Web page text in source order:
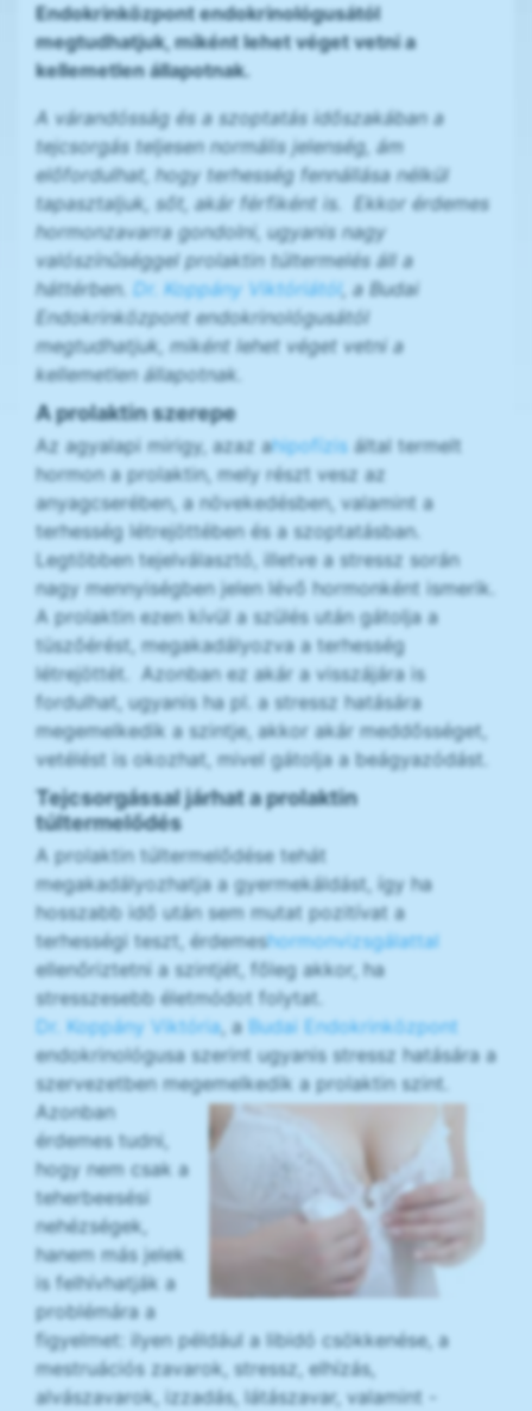
Endokrinközpont endokrinológusától
megtudhatjuk, miként lehet véget vetni a
kellemetlen állapotnak.
A várandósság és a szoptatás időszakában a
tejcsorgás teljesen normális jelenség, ám
előfordulhat, hogy terhesség fennállása nélkül
tapasztaljuk, sőt, akár férfiként is. Ekkor érdemes
hormonzavarra gondolni, ugyanis nagy
valószínűséggel prolaktin túltermelés áll a
háttérben. Dr. Koppány Viktóriától , a Budai
Endokrinközpont endokrinológusától
megtudhatjuk, miként lehet véget vetni a
kellemetlen állapotnak.
A prolaktin szerepe
Az agyalapi mirigy, azaz ahipofízis által termelt
hormon a prolaktin, mely részt vesz az
anyagcserében, a növekedésben, valamint a
terhesség létrejöttében és a szoptatásban.
Legtöbben tejelválasztó, illetve a stressz során
nagy mennyiségben jelen lévő hormonként ismerik.
A prolaktin ezen kívül a szülés után gátolja a
tüszőérést, megakadályozva a terhesség
létrejöttét. Azonban ez akár a visszájára is
fordulhat, ugyanis ha pl. a stressz hatására
megemelkedik a szintje, akkor akár meddősséget,
vetélést is okozhat, mivel gátolja a beágyazódást.
Tejcsorgással járhat a prolaktin
túltermelődés
A prolaktin túltermelődése tehát
megakadályozhatja a gyermekáldást, így ha
hosszabb idő után sem mutat pozitívat a
terhességi teszt, érdemeshormonvizsgálattal
ellenőriztetni a szintjét, főleg akkor, ha
stresszesebb életmódot folytat.
Dr. Koppány Viktória, a Budai Endokrinközpont
endokrinológusa szerint ugyanis stressz hatására a
szervezetben megemelkedik a prolaktin szint.
Azonban
érdemes tudni,
hogy nem csak a
teherbeesési
nehézségek,
hanem más jelek
is felhívhatják a
problémára a
figyelmet: ilyen például a libidó csökkenése, a
mestruációs zavarok, stressz, elhízás,
alvászavarok, izzadás, látászavar, valamint -